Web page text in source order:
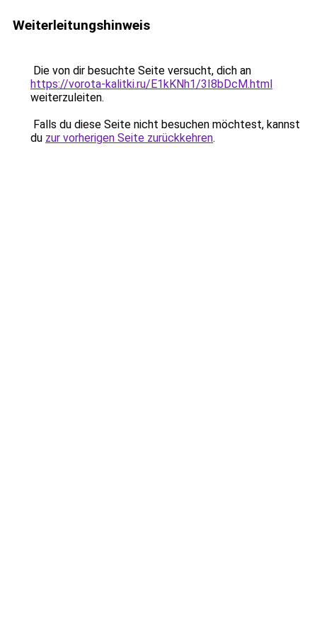
Weiterleitungshinweis
Die von dir besuchte Seite versucht, dich an
https://vorota-kalitki.ru/E1kKNh1/3I8bDcM.html
weiterzuleiten.
Falls du diese Seite nicht besuchen möchtest, kannst
du zur vorherigen Seite zurückkehren.